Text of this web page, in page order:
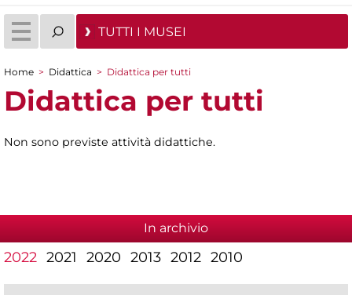
TUTTI I MUSEI
Tu sei qui
Home > Didattica > Didattica per tutti
Didattica per tutti
Non sono previste attività didattiche.
In archivio
2022 2021 2020 2013 2012 2010